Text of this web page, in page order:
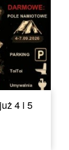
4 i 5